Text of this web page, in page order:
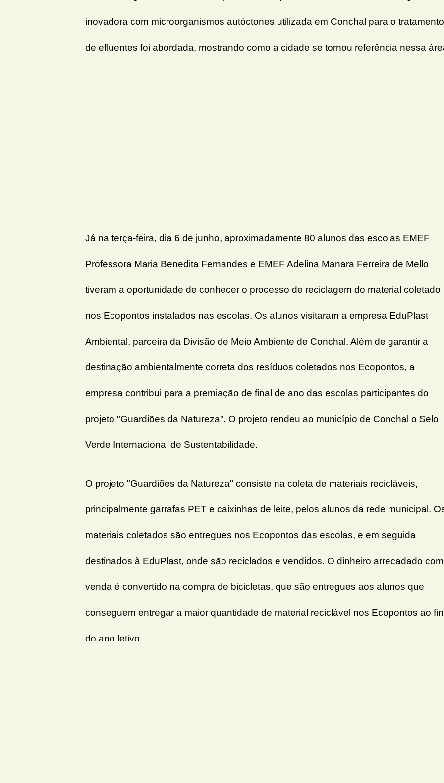
inovadora com microorganismos autóctones utilizada em Conchal para o tratamento
de efluentes foi abordada, mostrando como a cidade se tornou referência nessa
Já na terça-feira, dia 6 de junho, aproximadamente 80 alunos das escolas EMEF
Professora Maria Benedita Fernandes e EMEF Adelina Manara Ferreira de Mello
tiveram a oportunidade de conhecer o processo de reciclagem do material coletado
nos Ecopontos instalados nas escolas. Os alunos visitaram a empresa EduPlast
Ambiental, parceira da Divisão de Meio Ambiente de Conchal. Além de garantir a
destinação ambientalmente correta dos resíduos coletados nos Ecopontos, a
empresa contribui para a premiação de final de ano das escolas participantes do
projeto "Guardiões da Natureza". O projeto rendeu ao município de Conchal o Selo
Verde Internacional de Sustentabilidade.
O projeto "Guardiões da Natureza" consiste na coleta de materiais recicláveis,
principalmente garrafas PET e caixinhas de leite, pelos alunos da rede municipal.
materiais coletados são entregues nos Ecopontos das escolas, e em seguida
destinados à EduPlast, onde são reciclados e vendidos. O dinheiro arrecadado
venda é convertido na compra de bicicletas, que são entregues aos alunos que
conseguem entregar a maior quantidade de material reciclável nos Ecopontos ao
do ano letivo.